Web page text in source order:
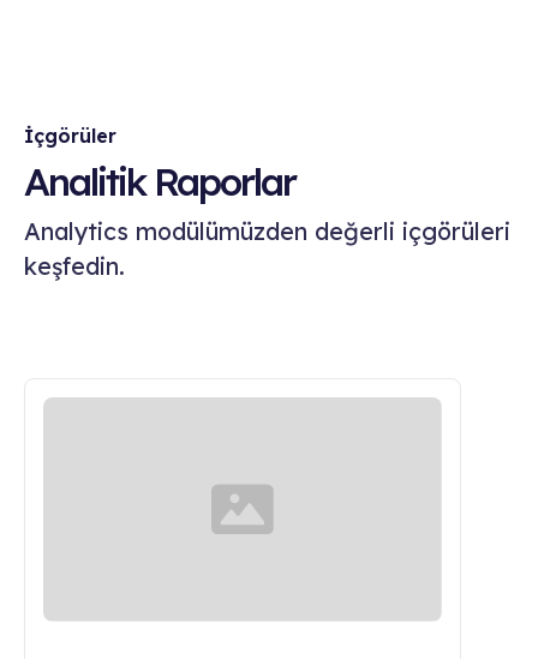
İçgörüler
Analitik Raporlar
Analytics modülümüzden değerli içgörüleri
keşfedin.